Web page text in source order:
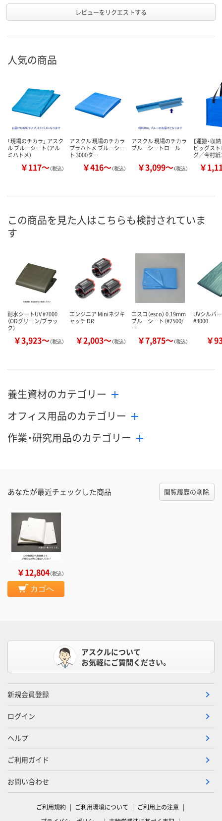
レビューをリクエストする
人気の商品
「現場のチカラ」 アスク
ル ブルーシート（アル
ミハトメ）
￥117～（税込）
アスクル 現場のチカラ
プラハトメ ブルーシー
ト 3000タ…
￥416～（税込）
アスクル 現場のチカラ
ブルーシートロール
￥3,099～（税込）
【運搬・収
ビッグス
グ／今村紙
￥
この商品を見た人はこちらも検討されていま
す
耐水シートUV #7000
（ODグリーン/ブラッ
ク）
￥3,923～（税込）
エンジニア Miniネジキ
ャッチ DR
￥2,003～（税込）
エスコ（esco） 0.19mm
ブルーシート（#2500/
…
￥7,875～（税込）
UVシルバ
#3000
￥
養生資材のカテゴリー
オフィス用品のカテゴリー
作業・研究用品のカテゴリー
あなたが最近チェックした商品 閲覧履歴の削除
￥12,804（税込）
カゴへ
アスクルについて
お気軽にご質問ください。
新規会員登録
ログイン
ヘルプ
ご利用ガイド
お問い合わせ
ご利用規約 ご利用環境について
ご利用上の注意